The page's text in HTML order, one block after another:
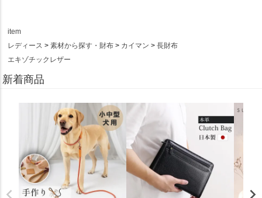
item
レディース
素材から探す・財布 カイマン
長財布
エキゾチックレザー
新着商品